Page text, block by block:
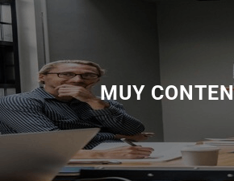
MUY